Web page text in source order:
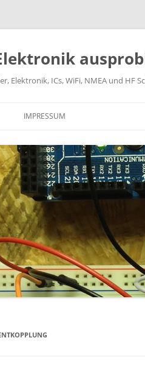
Elektronik, ICs, WiFi, NMEA und HF
IMPRESSUM